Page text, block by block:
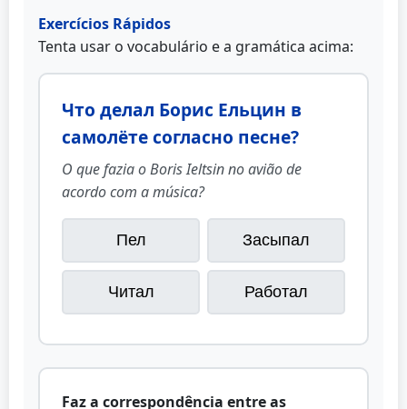
Exercícios Rápidos
Tenta usar o vocabulário e a gramática acima:
Что делал Борис Ельцин в
самолёте согласно песне?
O que fazia o Boris Ieltsin no avião de
acordo com a música?
Пел Засыпал
Читал Работал
Faz a correspondência entre as